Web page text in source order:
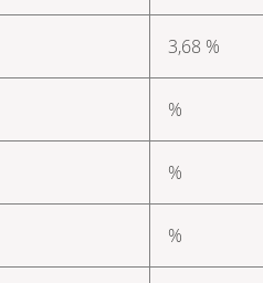
3,68 %
%
%
%